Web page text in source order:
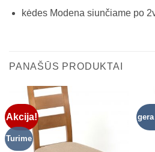
kėdes Modena siunčiame po
PANAŠŪS PRODUKTAI
Akcija!
Turime